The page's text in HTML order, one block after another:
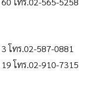
โทร.02-587-0881
โทร.02-910-7315